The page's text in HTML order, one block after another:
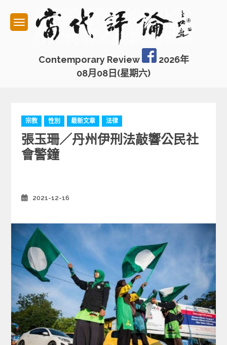
content
Contemporary Review
2026年
08月08日(星期六)
C
a
t
e
g
i
e
宗教 性別 最新文章 法律
張玉珊／丹州伊刑法敲響公民社
會警鐘
2021-12-16